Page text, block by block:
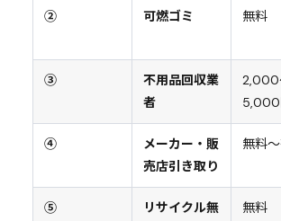
② 可燃ゴミ 無料
③
不用品回収業
者
2,000
④
メーカー・販
売店引き取り
無料
⑤
リサイクル無
無料